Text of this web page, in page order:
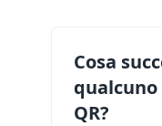
Cosa
qualcuno
QR?